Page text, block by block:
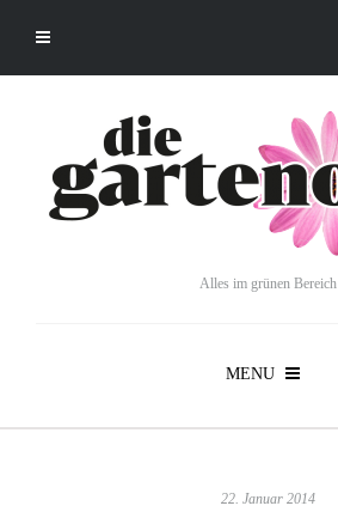
Alles im grünen Bereich
MENU
22. Januar 2014